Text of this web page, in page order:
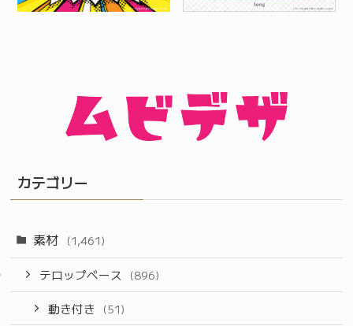
カテゴリー
素材 (1,461)
テロップベース (896)
動き付き (51)